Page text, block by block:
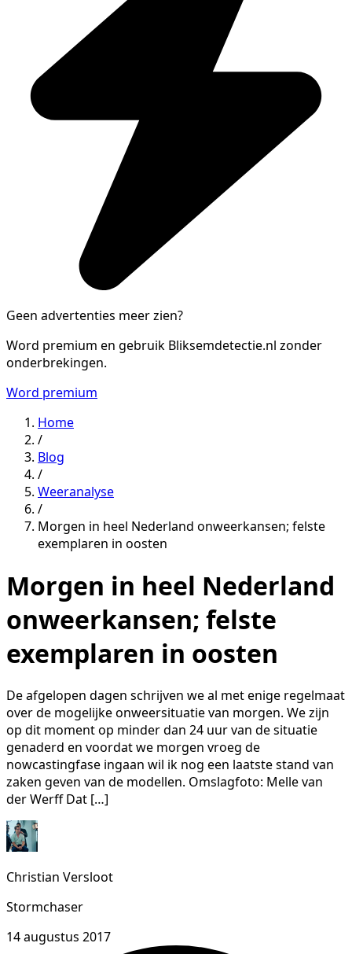
Geen advertenties meer zien?
Word premium en gebruik Bliksemdetectie.nl zonder
onderbrekingen.
Word premium
Home
/
Blog
/
Weeranalyse
/
Morgen in heel Nederland onweerkansen; felste
exemplaren in oosten
Morgen in heel Nederland
onweerkansen; felste
exemplaren in oosten
De afgelopen dagen schrijven we al met enige regelmaat
over de mogelijke onweersituatie van morgen. We zijn
op dit moment op minder dan 24 uur van de situatie
genaderd en voordat we morgen vroeg de
nowcastingfase ingaan wil ik nog een laatste stand van
zaken geven van de modellen. Omslagfoto: Melle van
der Werff Dat […]
Christian Versloot
Stormchaser
14 augustus 2017